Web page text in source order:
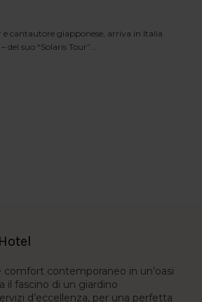
cantautore giapponese, arriva in Italia
suo “Solaris Tour”...
comfort contemporaneo in un’oasi
il fascino di un giardino
d’eccellenza, per una perfetta